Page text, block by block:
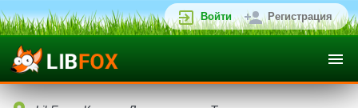
Войти Регистрация